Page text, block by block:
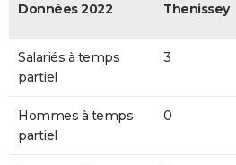
Données 2022 Thenissey
Salariés à temps
partiel
3
Hommes à temps
partiel
0